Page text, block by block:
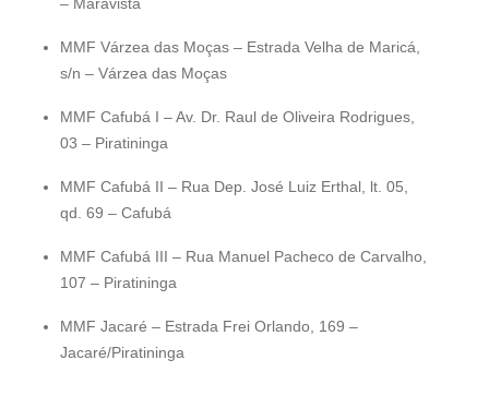
MMF Várzea das Moças – Estrada Velha de Maricá,
s/n – Várzea das Moças
MMF Cafubá I – Av. Dr. Raul de Oliveira Rodrigues,
03 – Piratininga
MMF Cafubá II – Rua Dep. José Luiz Erthal, lt. 05,
qd. 69 – Cafubá
MMF Cafubá III – Rua Manuel Pacheco de Carvalho,
107 – Piratininga
MMF Jacaré – Estrada Frei Orlando, 169 –
Jacaré/Piratininga